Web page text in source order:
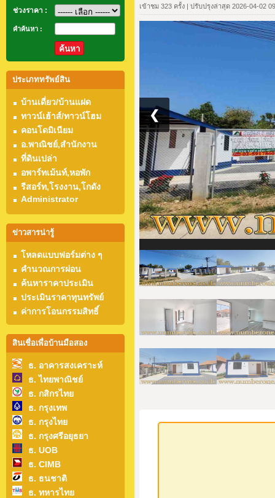
ช่วงราคา :
คำค้นหา :
ค้นหา
ประเภททรัพย์สิน
บ้านเดี่ยว/บ้านแฝด
ทาวน์เฮ้าส์/ทาวน์โฮม
คอนโดมิเนียม
อ.พาณิชย์,สำนักงาน
ที่ดินเปล่า
อพาร์ทเม้นท์,หอพัก
รีสอร์ท,โรงงาน,โกดัง
Administrator
ข่าวสารน่ารู้
โหลดแบบฟอร์มต่าง ๆ
คำนวณการผ่อน
ค้นหาราคาประเมิน
ประเมินราคาทุนทรัพย์
ค่าการโอนกรรมสิทธิ์
สินเชื่อเพื่อบ้านมือสอง
ธ. อาคารสงเคราะห์
ธ. ไทยพาณิชย์
ธ. กสิกรไทย
ธ. กรุงเทพ
ธ. กรุงไทย
ธ. กรุงศรีอยุธยา
ธ. UOB
ธ. CIMB
ธ. ธนชาติ
ธ. ทหารไทย
เข้าชม 323 ครั้ง | ปรับปรุงล่าสุด 2026-04-02
❮